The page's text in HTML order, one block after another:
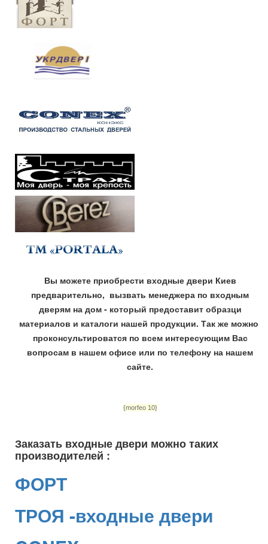
Вы можете приобрести входные двери Киев
предварительно, вызвать менеджера по входным
дверям на дом - который предоставит образци
материалов и каталоги нашей продукции. Так же можно
проконсультироватся по всем интересующим Вас
вопросам в нашем офисе или по телефону на нашем
сайте.
{morfeo 10}
Заказать входные двери можно таких
производителей :
ФОРТ
ТРОЯ -входные двери